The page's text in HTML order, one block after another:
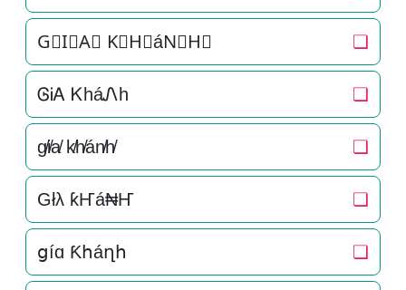
G⃒I⃒A⃒ K⃒H⃒áN⃒H⃒ ❏
ᎶᎥᎪ ᏦháᏁh ❏
g̸i̸a̸ k̸h̸án̸h̸ ❏
Głλ ƙҤá₦Ҥ ❏
ցíɑ Ƙհáղհ ❏